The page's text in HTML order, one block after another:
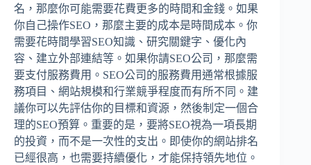
名，那麼你可能需要花費更多的時間和金錢。如果
你自己操作SEO，那麼主要的成本是時間成本。你
需要花時間學習SEO知識、研究關鍵字、優化內
容、建立外部連結等。如果你請SEO公司，那麼需
要支付服務費用。SEO公司的服務費用通常根據服
務項目、網站規模和行業競爭程度而有所不同。建
議你可以先評估你的目標和資源，然後制定一個合
理的SEO預算。重要的是，要將SEO視為一項長期
的投資，而不是一次性的支出。即使你的網站排名
已經很高，也需要持續優化，才能保持領先地位。